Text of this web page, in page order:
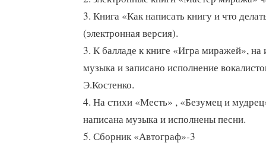
3. Книга «Как написать книгу и что
(электронная версия).
3. К балладе к книге «Игра миражей», на
музыка и записано исполнение
Э.Костенко.
4. На стихи «Месть» , «Безумец и
написана музыка и исполнены песни.
5. Сборник «Автограф»-3